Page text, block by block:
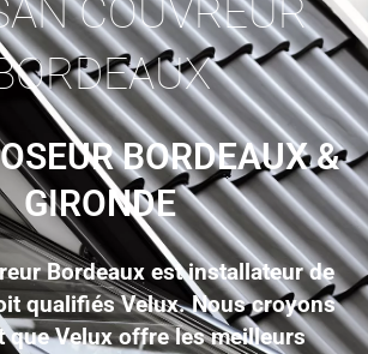
COUVREUR
BORDEAUX &
GIRONDE
Bordeaux est installateur de
qualifiés Velux. Nous croyons
que Velux offre les meilleurs